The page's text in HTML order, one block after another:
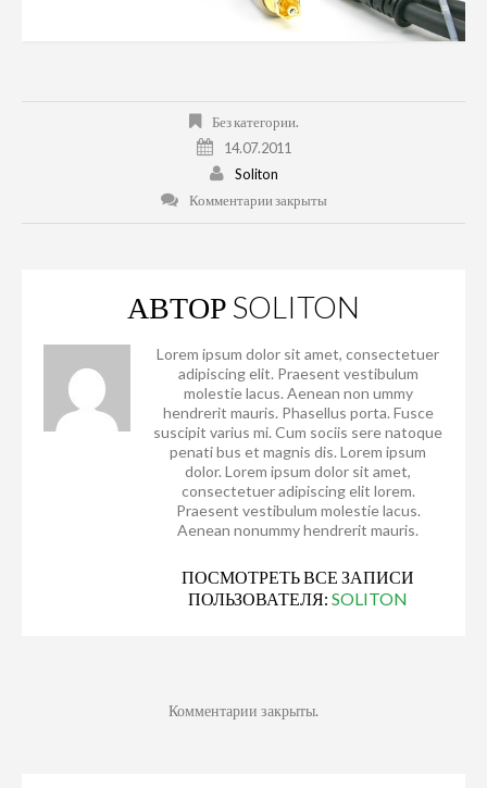
Без категории.
14.07.2011
Soliton
Комментарии закрыты
АВТОР SOLITON
Lorem ipsum dolor sit amet, consectetuer
adipiscing elit. Praesent vestibulum
molestie lacus. Aenean non ummy
hendrerit mauris. Phasellus porta. Fusce
suscipit varius mi. Cum sociis sere natoque
penati bus et magnis dis. Lorem ipsum
dolor. Lorem ipsum dolor sit amet,
consectetuer adipiscing elit lorem.
Praesent vestibulum molestie lacus.
Aenean nonummy hendrerit mauris.
ПОСМОТРЕТЬ ВСЕ ЗАПИСИ
ПОЛЬЗОВАТЕЛЯ: SOLITON
Комментарии закрыты.